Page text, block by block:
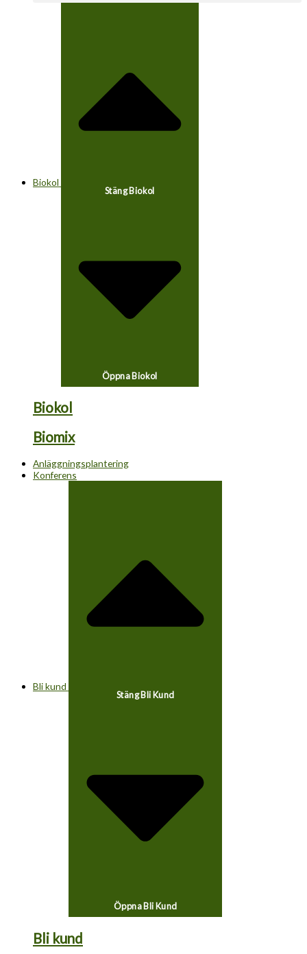
Biokol
Stäng Biokol
Öppna Biokol
Biokol
Biomix
Anläggningsplantering
Konferens
Bli kund
Stäng Bli Kund
Öppna Bli Kund
Bli kund